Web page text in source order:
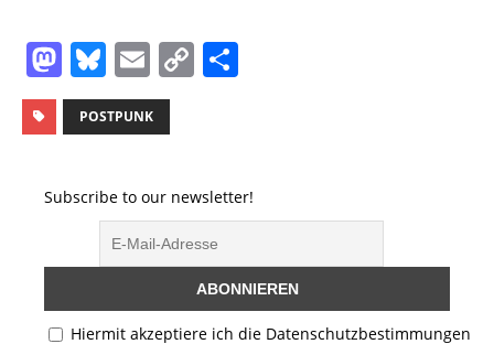
M
a
st
d
n
Bl
u
e
k
y
E
m
ai
C
Li
n
k
POSTPUNK
Subscribe to our newsletter!
Hiermit akzeptiere ich die Datenschutzbestimmungen